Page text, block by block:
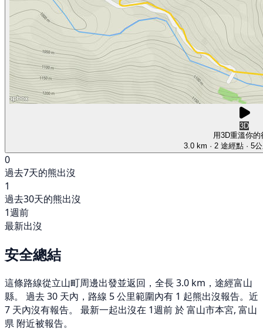
3D
用3D重溫你的
3.0 km · 2 途經點 · 5
0
過去7天的熊出沒
1
過去30天的熊出沒
1週前
最新出沒
安全總結
這條路線從立山町周邊出發並返回，全長 3.0 km，途經富山
縣。 過去 30 天內，路線 5 公里範圍內有 1 起熊出沒報告。近
7 天內沒有報告。 最新一起出沒在 1週前 於 富山市本宮, 富山
県 附近被報告。